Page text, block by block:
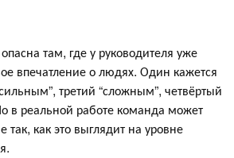
там, где у руководителя уже
впечатление о людях. Один кажется
третий “сложным”, четвёртый
в реальной работе команда может
так, как это выглядит на уровне